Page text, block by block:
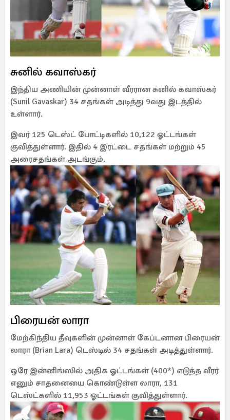
சுனில் கவாஸ்கர்
இந்திய அணியின் முன்னாள் வீரரான சுனில் கவாஸ்கர்
(Sunil Gavaskar) 34 சதங்கள் அடித்து 9வது இடத்தில்
உள்ளார்.
இவர் 125 டெஸ்ட் போட்டிகளில் 10,122 ஓட்டங்கள்
குவித்துள்ளார். இதில் 4 இரட்டை சதங்கள் மற்றும் 45
அரைசதங்கள் அடங்கும்.
பிரையன் லாரா
மேற்கிந்திய தீவுகளின் முன்னாள் கேப்டனான பிரையன்
லாரா (Brian Lara) டெஸ்டில் 34 சதங்கள் அடித்துள்ளார்.
ஒரே இன்னிங்ஸில் அதிக ஓட்டங்கள் (400*) எடுத்த வீரர்
எனும் சாதனையை கொண்டுள்ள லாரா, 131
டெஸ்ட்களில் 11,953 ஓட்டங்கள் குவித்துள்ளார்.